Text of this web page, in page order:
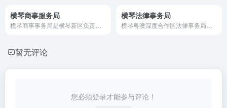
横琴商事服务局 横琴法律事务局
暂无评论
您必须登录才能参与评论！